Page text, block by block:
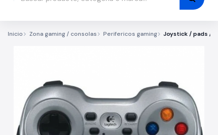
Inicio Zona gaming / consolas Perifericos gaming Joystick / pads /